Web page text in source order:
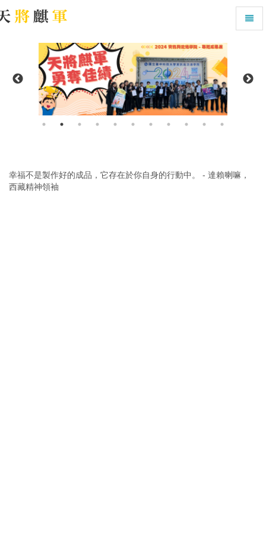
幸福不是製作好的成品，它存在於你自身的行動中。 - 達賴喇嘛，
西藏精神領袖